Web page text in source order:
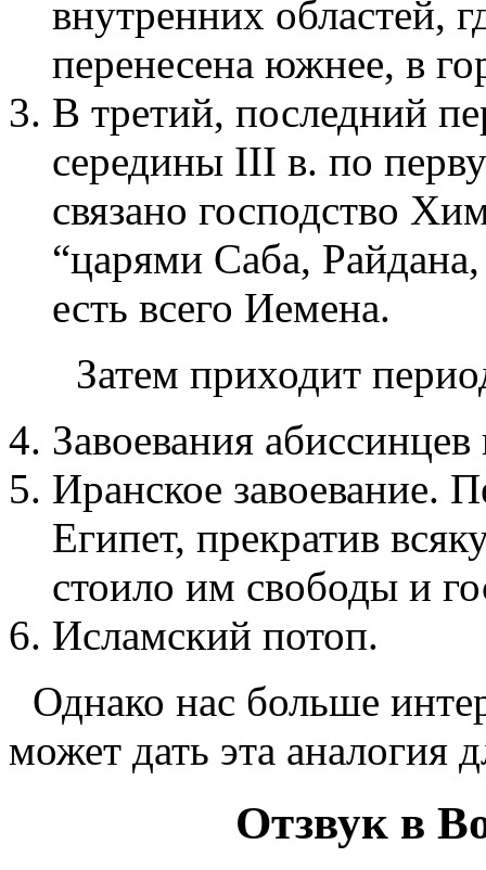
внутренних областей,
перенесена южнее, в
В третий, последний
середины III в. по
связано господство
“царями Саба,
есть всего Иемена.
Затем приходит
Завоевания
Иранское завоевание.
Египет, прекратив
стоило им свободы и
Исламский потоп.
Однако нас больше
может дать эта аналогия
Отзвук в